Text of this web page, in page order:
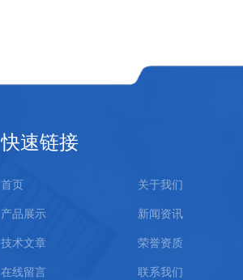
快速链接
首页 关于我们
产品展示 新闻资讯
技术文章 荣誉资质
在线留言 联系我们